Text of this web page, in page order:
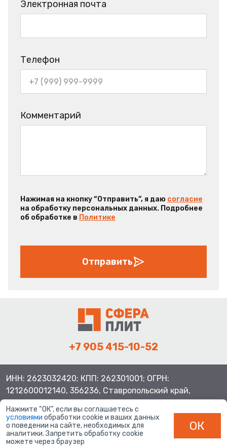
Электронная почта
Телефон
Комментарий
Нажимая на кнопку “Отправить”, я даю согласие
на обработку персональных данных. Подробнее
об обработке в Политике
Отправить
+7 905 415-10-52
ИНН: 2623032420; КПП: 262301001; ОГРН:
1212600012140, 356236, Ставропольский край,
Шпаковский район, с.Верхнерусское, ул.Батайская 3
Нажмите “ОК”, если вы соглашаетесь с
условиями обработки cookie и ваших данных
о поведении на сайте, необходимых для
аналитики. Запретить обработку cookie
можете через браузер
ОК